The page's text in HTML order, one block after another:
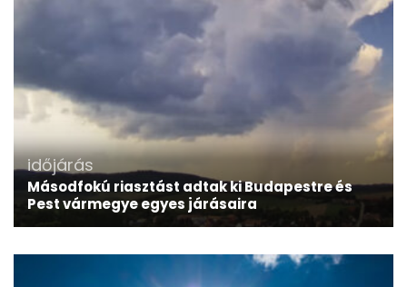
időjárás
Másodfokú riasztást adtak ki Budapestre és
Pest vármegye egyes járásaira